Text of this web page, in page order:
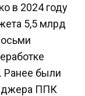
в 2024 году
5,5 млрд
Ранее были
ППК